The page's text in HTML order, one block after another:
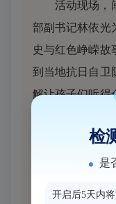
活动现场，
部副书记林依光
史与红色峥嵘故
到当地抗日自卫
解让孩子们听得
年心田悄然生根
基因，立志争
检
是
开启后5天内